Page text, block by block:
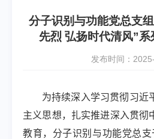
分子识别与功能党总支
先烈 弘扬时代清风”
发布时间：
为持续深入学习贯彻习近
主义思想，扎实推进深入贯彻
教育，分子识别与功能党总支